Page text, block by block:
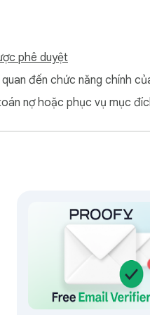
rằng mọi hộp thư là thật,
phê duyệt
đến chức năng chính
nợ hoặc phục vụ mục